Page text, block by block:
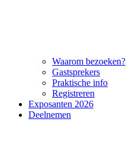
Waarom bezoeken?
Gastsprekers
Praktische info
Registreren
Exposanten 2026
Deelnemen